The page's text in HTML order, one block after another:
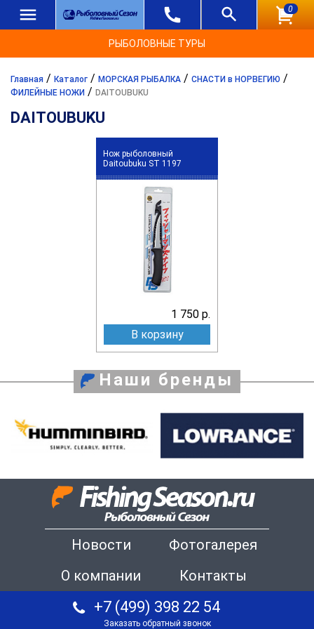
0
РЫБОЛОВНЫЕ ТУРЫ
Главная / Каталог / МОРСКАЯ РЫБАЛКА / СНАСТИ в НОРВЕГИЮ /
ФИЛЕЙНЫЕ НОЖИ / DAITOUBUKU
DAITOUBUKU
Нож рыболовный
Daitoubuku ST 1197
1 750 р.
В корзину
Наши бренды
Новости
Фотогалерея
О компании
Контакты
+7 (499) 398 22 54
Заказать обратный звонок